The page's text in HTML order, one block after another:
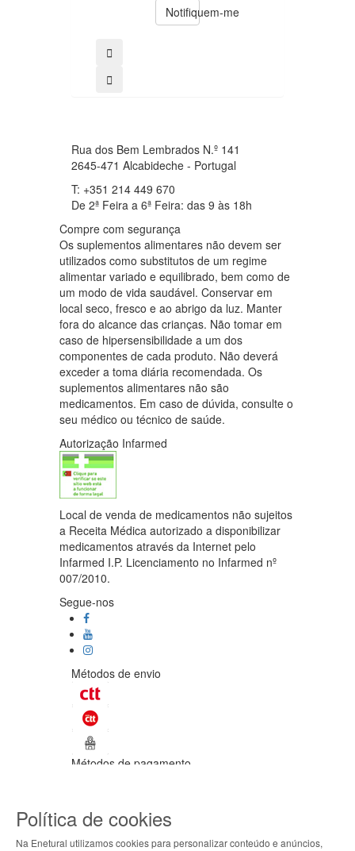
Notifiquem-me
Rua dos Bem Lembrados N.º 141
2645-471 Alcabideche - Portugal
T: +351 214 449 670
De 2ª Feira a 6ª Feira: das 9 às 18h
Compre com segurança
Os suplementos alimentares não devem ser
utilizados como substitutos de um regime
alimentar variado e equilibrado, bem como de
um modo de vida saudável. Conservar em
local seco, fresco e ao abrigo da luz. Manter
fora do alcance das crianças. Não tomar em
caso de hipersensibilidade a um dos
componentes de cada produto. Não deverá
exceder a toma diária recomendada. Os
suplementos alimentares não são
medicamentos. Em caso de dúvida, consulte o
seu médico ou técnico de saúde.
Autorização Infarmed
Local de venda de medicamentos não sujeitos
a Receita Médica autorizado a disponibilizar
medicamentos através da Internet pelo
Infarmed I.P. Licenciamento no Infarmed nº
007/2010.
Segue-nos
Métodos de envio
Métodos de pagamento
Todos os direitos reservados / Salvo
Política de cookies
Na Enetural utilizamos cookies para personalizar conteúdo e anúncios,